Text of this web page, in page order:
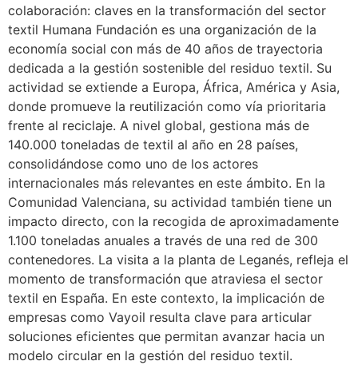
colaboración: claves en la transformación del sector
textil Humana Fundación es una organización de la
economía social con más de 40 años de trayectoria
dedicada a la gestión sostenible del residuo textil. Su
actividad se extiende a Europa, África, América y Asia,
donde promueve la reutilización como vía prioritaria
frente al reciclaje. A nivel global, gestiona más de
140.000 toneladas de textil al año en 28 países,
consolidándose como uno de los actores
internacionales más relevantes en este ámbito. En la
Comunidad Valenciana, su actividad también tiene un
impacto directo, con la recogida de aproximadamente
1.100 toneladas anuales a través de una red de 300
contenedores. La visita a la planta de Leganés, refleja el
momento de transformación que atraviesa el sector
textil en España. En este contexto, la implicación de
empresas como Vayoil resulta clave para articular
soluciones eficientes que permitan avanzar hacia un
modelo circular en la gestión del residuo textil.